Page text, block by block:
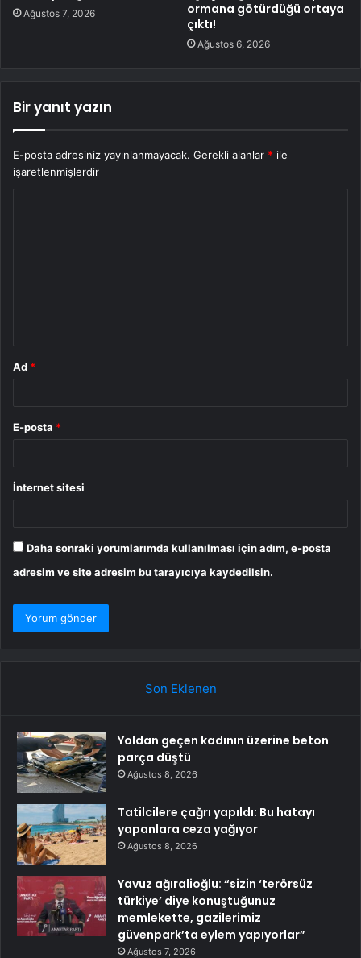
Ağustos 7, 2026
ormana götürdüğü ortaya
çıktı!
Ağustos 6, 2026
Bir yanıt yazın
E-posta adresiniz yayınlanmayacak. Gerekli alanlar * ile
işaretlenmişlerdir
Ad *
E-posta *
İnternet sitesi
Daha sonraki yorumlarımda kullanılması için adım, e-posta
adresim ve site adresim bu tarayıcıya kaydedilsin.
Son Eklenen
Yoldan geçen kadının üzerine beton
parça düştü
Ağustos 8, 2026
Tatilcilere çağrı yapıldı: Bu hatayı
yapanlara ceza yağıyor
Ağustos 8, 2026
Yavuz ağıralioğlu: “sizin ‘terörsüz
türkiye’ diye konuştuğunuz
memlekette, gazilerimiz
güvenpark’ta eylem yapıyorlar”
Ağustos 7, 2026